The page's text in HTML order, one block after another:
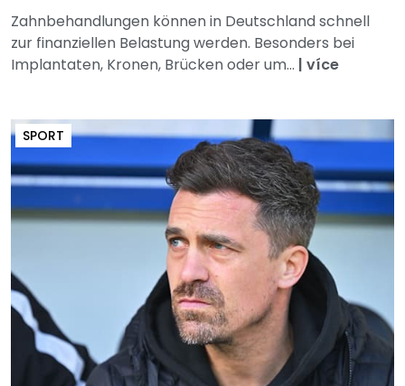
Zahnbehandlungen können in Deutschland schnell
zur finanziellen Belastung werden. Besonders bei
Implantaten, Kronen, Brücken oder um... | více
SPORT